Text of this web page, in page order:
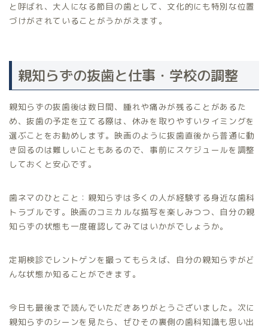
と呼ばれ、大人になる節目の歯として、文化的にも特別な位置
づけがされていることがうかがえます。
親知らずの抜歯と仕事・学校の調整
親知らずの抜歯後は数日間、腫れや痛みが残ることがあるた
め、抜歯の予定を立てる際は、休みを取りやすいタイミングを
選ぶことをお勧めします。映画のように抜歯直後から普通に動
き回るのは難しいこともあるので、事前にスケジュールを調整
しておくと安心です。
歯ネマのひとこと：親知らずは多くの人が経験する身近な歯科
トラブルです。映画のコミカルな描写を楽しみつつ、自分の親
知らずの状態も一度確認してみてはいかがでしょうか。
定期検診でレントゲンを撮ってもらえば、自分の親知らずがど
んな状態か知ることができます。
今日も最後まで読んでいただきありがとうございました。次に
親知らずのシーンを見たら、ぜひその裏側の歯科知識も思い出